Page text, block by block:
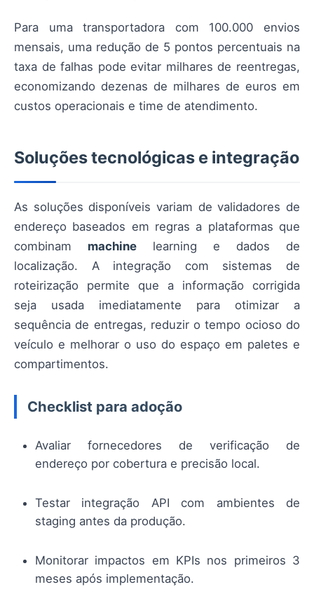
Para uma transportadora com 100.000 envios
mensais, uma redução de 5 pontos percentuais na
taxa de falhas pode evitar milhares de reentregas,
economizando dezenas de milhares de euros em
custos operacionais e time de atendimento.
Soluções tecnológicas e integração
As soluções disponíveis variam de validadores de
endereço baseados em regras a plataformas que
combinam machine learning e dados de
localização. A integração com sistemas de
roteirização permite que a informação corrigida
seja usada imediatamente para otimizar a
sequência de entregas, reduzir o tempo ocioso do
veículo e melhorar o uso do espaço em paletes e
compartimentos.
Checklist para adoção
Avaliar fornecedores de verificação de
endereço por cobertura e precisão local.
Testar integração API com ambientes de
staging antes da produção.
Monitorar impactos em KPIs nos primeiros 3
meses após implementação.